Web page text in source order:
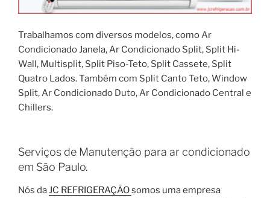
Trabalhamos com diversos modelos, como Ar
Condicionado Janela, Ar Condicionado Split, Split Hi-
Wall, Multisplit, Split Piso-Teto, Split Cassete, Split
Quatro Lados. Também com Split Canto Teto, Window
Split, Ar Condicionado Duto, Ar Condicionado Central e
Chillers.
Serviços de Manutenção para ar condicionado
em São Paulo.
Nós daJC REFRIGERAÇÃOsomos uma empresa